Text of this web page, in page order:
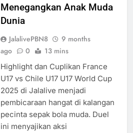
Menegangkan Anak Muda
Dunia
JalalivePBN8
9 months
ago
0 13 mins
Highlight dan Cuplikan France
U17 vs Chile U17 U17 World Cup
2025 di Jalalive menjadi
pembicaraan hangat di kalangan
pecinta sepak bola muda. Duel
ini menyajikan aksi